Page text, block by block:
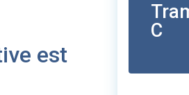
est
C